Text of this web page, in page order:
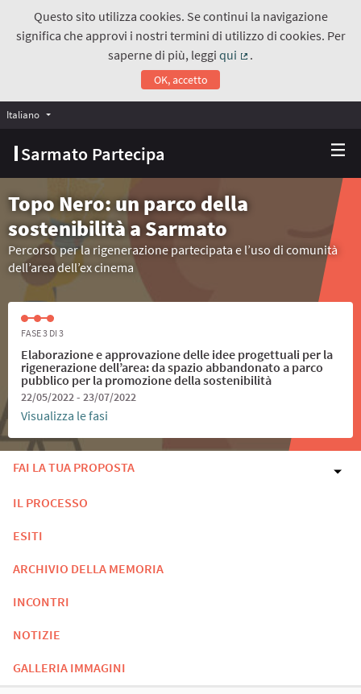
Questo sito utilizza cookies. Se continui la navigazione
significa che approvi i nostri termini di utilizzo di cookies. Per
saperne di più, leggiqui
.
OK, accetto
Sarmato Partecipa
Italiano Choose language
Topo Nero: un parco della
sostenibilità a Sarmato
Percorso per la rigenerazione partecipata e l’uso di comunità
dell’area dell’ex cinema
FASE 3 DI 3
Elaborazione e approvazione delle idee progettuali per la
rigenerazione dell’area: da spazio abbandonato a parco
pubblico per la promozione della sostenibilità
22/05/2022 - 23/07/2022
Visualizza le fasi
FAI LA TUA PROPOSTA
IL PROCESSO
ESITI
ARCHIVIO DELLA MEMORIA
INCONTRI
NOTIZIE
GALLERIA IMMAGINI